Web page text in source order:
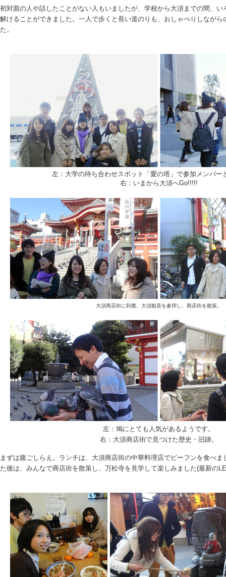
初対面の人や話したことがない人もいましたが、学校から大須までの間、
解けることができました。一人で歩くと長い道のりも、おしゃべりしなが
た。
左：大学の待ち合わせスポット「愛の塔」で参加メンバー
右：いまから大須へGo!!!!!
大須商店街に到着。大須観音を参拝し、商店街を散策。
左：鳩にとても人気があるようです。
右：大須商店街で見つけた歴史・旧跡。
まずは腹ごしらえ。ランチは、大須商店街の中華料理店でビーフンを食べ
た後は、みんなで商店街を散策し、万松寺を見学して楽しみました(最新の